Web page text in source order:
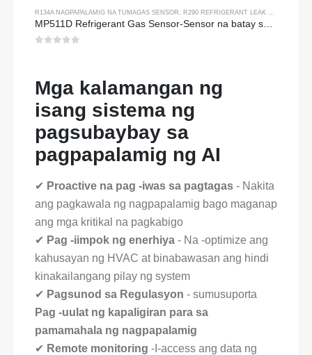
R134A NAGPAPALAMIG NA TUMAGAS SENSOR R290 REFRIGERANT LEAK SENSOR
Mga kalamangan ng
isang sistema ng
pagsubaybay sa
pagpapalamig ng AI
✔ Proactive na pag -iwas sa pagtagas - Nakita
ang pagkawala ng nagpapalamig bago maganap
ang mga kritikal na pagkabigo
✔ Pag -iimpok ng enerhiya - Na -optimize ang
kahusayan ng HVAC at binabawasan ang hindi
kinakailangang pilay ng system
✔ Pagsunod sa Regulasyon - sumusuporta
Pag -uulat ng kapaligiran para sa
pamamahala ng nagpapalamig
✔ Remote monitoring -I-access ang data ng